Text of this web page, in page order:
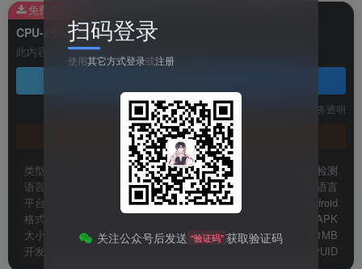
CPU-Z安卓高级版
此内容为免费资源，请登录后查看
技术支持 服务透明
官方地址
类型
硬件检测
语言
多语言
平台
Android
格式
APK
大小
5.1MB
开发
CPUID
免费资源
扫码登录
使用其它方式登录或注册
关注公众号后发送 “验证码” 获取验证码